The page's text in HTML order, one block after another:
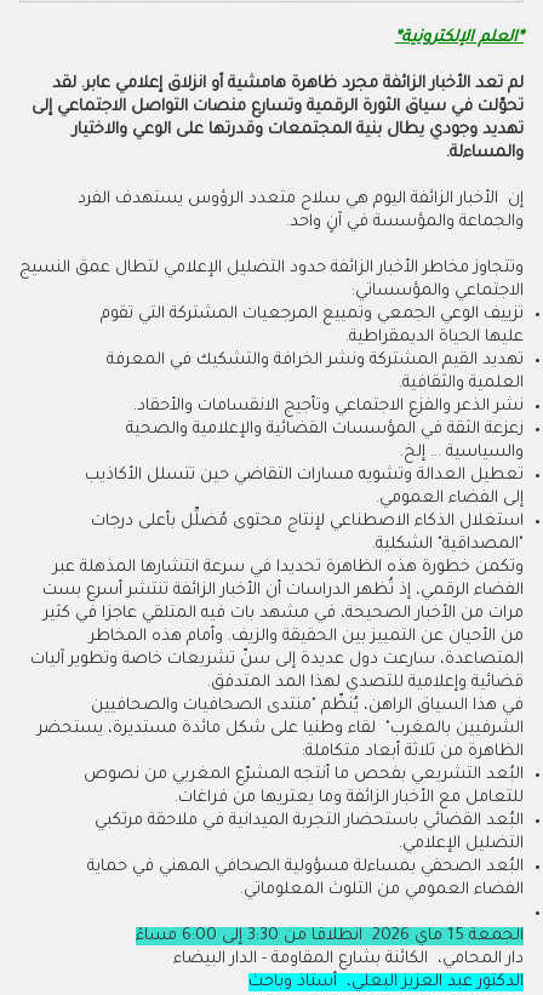
*العلم الإلكترونية*
لم تعد الأخبار الزائفة مجرد ظاهرة هامشية أو انزلاق إعلامي عابر. لقد
تحوّلت في سياق الثورة الرقمية وتسارع منصات التواصل الاجتماعي إلى
تهديد وجودي يطال بنية المجتمعات وقدرتها على الوعي والاختيار
والمساءلة.
إن الأخبار الزائفة اليوم هي سلاح متعدد الرؤوس يستهدف الفرد
والجماعة والمؤسسة في آنٍ واحد.
وتتجاوز مخاطر الأخبار الزائفة حدود التضليل الإعلامي لتطال عمق النسيج
الاجتماعي والمؤسساتي:
تزييف الوعي الجمعي وتمييع المرجعيات المشتركة التي تقوم
عليها الحياة الديمقراطية.
تهديد القيم المشتركة ونشر الخرافة والتشكيك في المعرفة
العلمية والثقافية.
نشر الذعر والفزع الاجتماعي وتأجيج الانقسامات والأحقاد.
زعزعة الثقة في المؤسسات القضائية والإعلامية والصحية
والسياسية ... إلخ.
تعطيل العدالة وتشويه مسارات التقاضي حين تتسلل الأكاذيب
إلى الفضاء العمومي.
استغلال الذكاء الاصطناعي لإنتاج محتوى مُضلِّل بأعلى درجات
"المصداقية" الشكلية.
وتكمن خطورة هذه الظاهرة تحديدا في سرعة انتشارها المذهلة عبر
الفضاء الرقمي، إذ تُظهر الدراسات أن الأخبار الزائفة تنتشر أسرع بست
مرات من الأخبار الصحيحة، في مشهد بات فيه المتلقي عاجزا في كثير
من الأحيان عن التمييز بين الحقيقة والزيف. وأمام هذه المخاطر
المتصاعدة، سارعت دول عديدة إلى سنّ تشريعات خاصة وتطوير آليات
قضائية وإعلامية للتصدي لهذا المد المتدفق.
في هذا السياق الراهن، يُنظّم "منتدى الصحافيات والصحافيين
الشرفيين بالمغرب" لقاء وطنيا على شكل مائدة مستديرة، يستحضر
الظاهرة من ثلاثة أبعاد متكاملة:
البُعد التشريعي بفحص ما أنتجه المشرّع المغربي من نصوص
للتعامل مع الأخبار الزائفة وما يعتريها من فراغات.
البُعد القضائي باستحضار التجربة الميدانية في ملاحقة مرتكبي
التضليل الإعلامي.
البُعد الصحفي بمساءلة مسؤولية الصحافي المهني في حماية
الفضاء العمومي من التلوث المعلوماتي.
الجمعة 15 ماي 2026 انطلاقا من 3:30 إلى 6:00 مساءً
دار المحامي، الكائنة بشارع المقاومة - الدار البيضاء
الدكتور عبد العزيز البعلي، أستاذ وباحث